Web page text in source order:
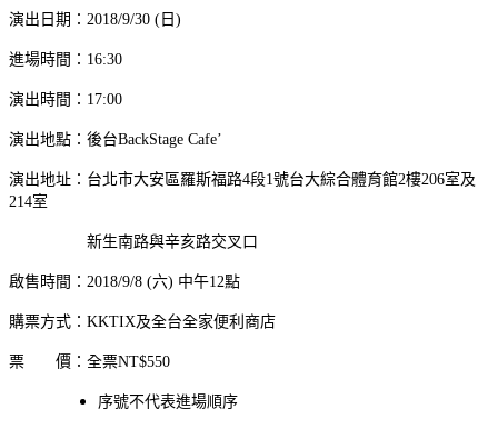
演出日期：2018/9/30 (日)
進場時間：16:30
演出時間：17:00
演出地點：後台BackStage Cafe’
演出地址：台北市大安區羅斯福路4段1號台大綜合體育館2樓206室及
214室
新生南路與辛亥路交叉口
啟售時間：2018/9/8 (六) 中午12點
購票方式：KKTIX及全台全家便利商店
票 價：全票NT$550
序號不代表進場順序